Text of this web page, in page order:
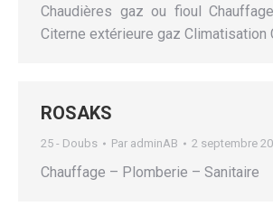
Chaudières gaz ou fioul
Citerne extérieure gaz Climatisation
ROSAKS
25 - Doubs Par adminAB 2 septembre
Chauffage – Plomberie – Sanitaire